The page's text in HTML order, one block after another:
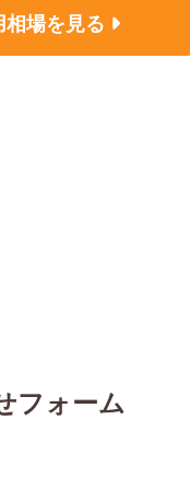
相場を見る
フォーム